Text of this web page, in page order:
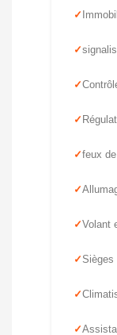
feux
Volant
Sièges